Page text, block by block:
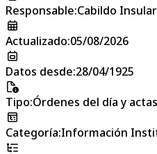
Responsable:Cabildo
Actualizado:05/08/2026
Datos desde:28/04/1925
Tipo:Órdenes del día y
Categoría:Información